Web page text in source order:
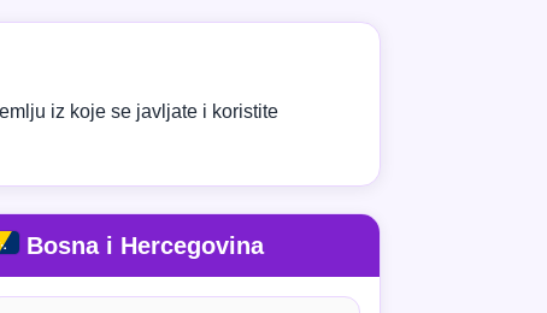
iz koje se javljate i koristite
Bosna i Hercegovina